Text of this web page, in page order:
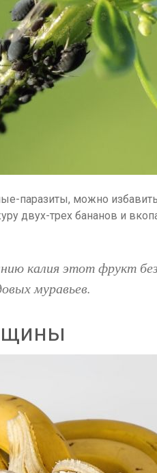
паразиты, можно
двух-трех бананов и
калия этот фрукт
муравьев.